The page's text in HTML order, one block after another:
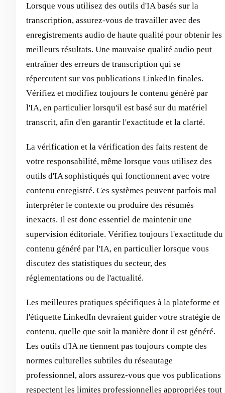
Lorsque vous utilisez des outils d'IA basés sur la
transcription, assurez-vous de travailler avec des
enregistrements audio de haute qualité pour obtenir les
meilleurs résultats. Une mauvaise qualité audio peut
entraîner des erreurs de transcription qui se
répercutent sur vos publications LinkedIn finales.
Vérifiez et modifiez toujours le contenu généré par
l'IA, en particulier lorsqu'il est basé sur du matériel
transcrit, afin d'en garantir l'exactitude et la clarté.
La vérification et la vérification des faits restent de
votre responsabilité, même lorsque vous utilisez des
outils d'IA sophistiqués qui fonctionnent avec votre
contenu enregistré. Ces systèmes peuvent parfois mal
interpréter le contexte ou produire des résumés
inexacts. Il est donc essentiel de maintenir une
supervision éditoriale. Vérifiez toujours l'exactitude du
contenu généré par l'IA, en particulier lorsque vous
discutez des statistiques du secteur, des
réglementations ou de l'actualité.
Les meilleures pratiques spécifiques à la plateforme et
l'étiquette LinkedIn devraient guider votre stratégie de
contenu, quelle que soit la manière dont il est généré.
Les outils d'IA ne tiennent pas toujours compte des
normes culturelles subtiles du réseautage
professionnel, alors assurez-vous que vos publications
respectent les limites professionnelles appropriées tout